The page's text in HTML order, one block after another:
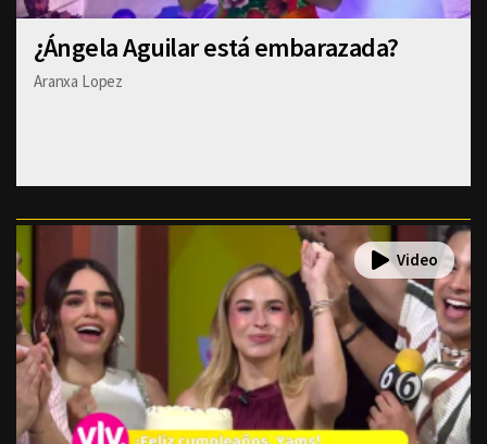
¿Ángela Aguilar está embarazada?
Aranxa Lopez